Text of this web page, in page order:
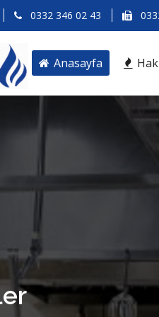
0332 346 02 43
Anasayfa